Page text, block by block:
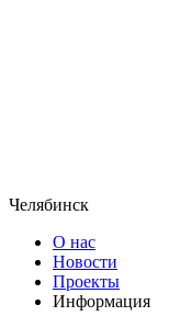
Челябинск
О нас
Новости
Проекты
Информация